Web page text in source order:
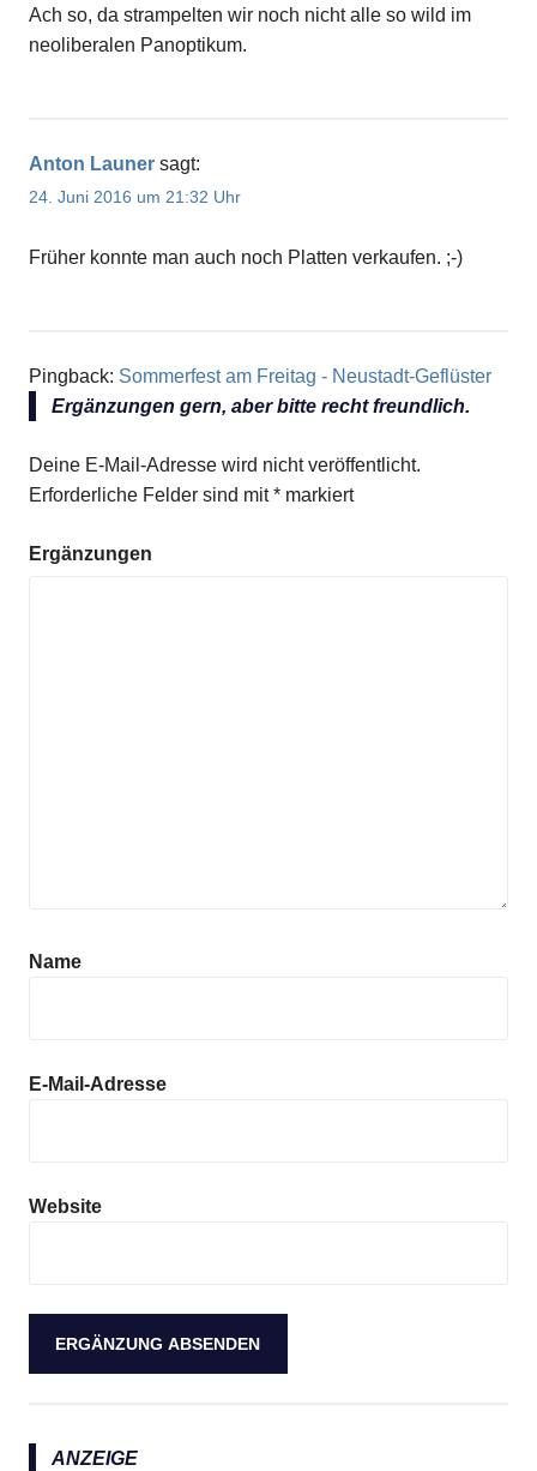
Ach so, da strampelten wir noch nicht alle so wild im
neoliberalen Panoptikum.
Anton Launer sagt:
24. Juni 2016 um 21:32 Uhr
Früher konnte man auch noch Platten verkaufen. ;-)
Pingback: Sommerfest am Freitag - Neustadt-Geflüster
Ergänzungen gern, aber bitte recht freundlich.
Deine E-Mail-Adresse wird nicht veröffentlicht.
Erforderliche Felder sind mit* markiert
Ergänzungen
Name
E-Mail-Adresse
Website
ANZEIGE